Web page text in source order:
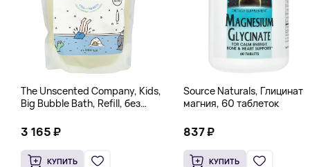
The Unscented Company, Kids,
Big Bubble Bath, Refill, без
Унции)
3 165 ₽
КУПИТЬ
Source Naturals, Глицинат
магния, 60 таблеток
837 ₽
КУПИТЬ